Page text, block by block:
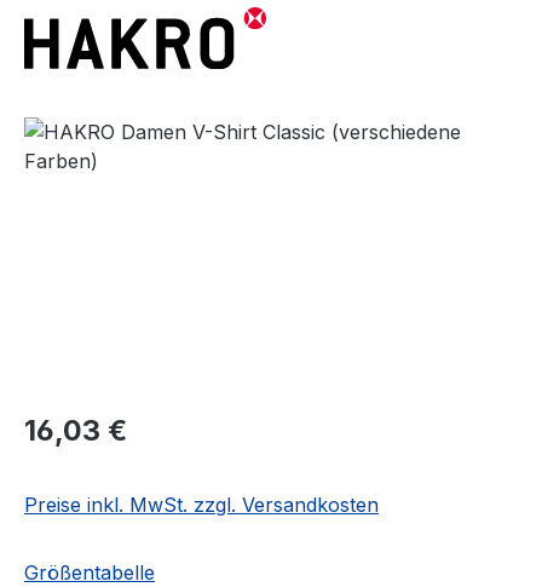
Bildergalerie überspringen
Regulärer Preis:
16,03 €
Preise inkl. MwSt. zzgl. Versandkosten
Größentabelle